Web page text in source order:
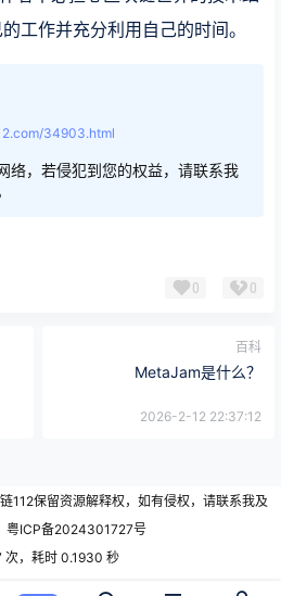
工作并充分利用自己的时间。
34903.html
络，若侵犯到您的权益，请联系我
0 0
百科
MetaJam是什么？
2026-2-12 22:37:12
112保留资源解释权，如有侵权，请联系我及
粤ICP备2024301727号
次，耗时 0.1930 秒